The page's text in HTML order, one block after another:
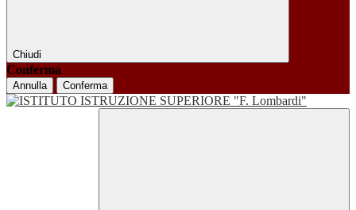
Chiudi
Conferma
Annulla Conferma